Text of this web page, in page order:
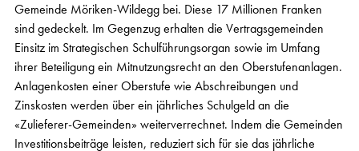
Gemeinde Möriken-Wildegg bei. Diese 17 Millionen Franken
sind gedeckelt. Im Gegenzug erhalten die Vertragsgemeinden
Einsitz im Strategischen Schulführungsorgan sowie im Umfang
ihrer Beteiligung ein Mitnutzungsrecht an den Oberstufenanlagen.
Anlagenkosten einer Oberstufe wie Abschreibungen und
Zinskosten werden über ein jährliches Schulgeld an die
«Zulieferer-Gemeinden» weiterverrechnet. Indem die Gemeinden
Investitionsbeiträge leisten, reduziert sich für sie das jährliche